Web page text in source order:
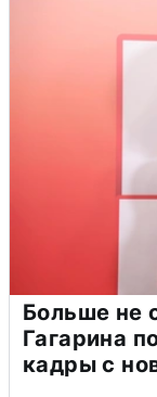
Больше не
Гагарина
кадры с